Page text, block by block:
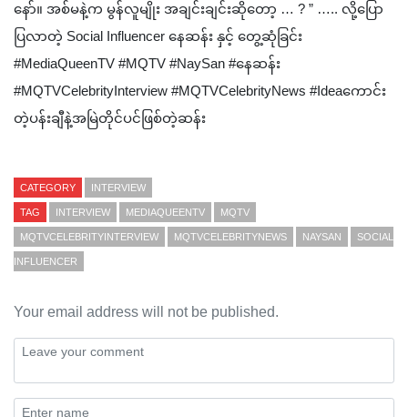
နော်။ အစ်မနဲ့က မွန်လူမျိုး အချင်းချင်းဆိုတော့ … ? ” ….. လို့ပြော
ပြလာတဲ့ Social Influencer နေဆန်း နှင့် တွေ့ဆုံခြင်း
#MediaQueenTV #MQTV #NaySan #နေဆန်း
#MQTVCelebrityInterview #MQTVCelebrityNews #Ideaကောင်း
တဲ့ပန်းချီနဲ့အမြဲတိုင်ပင်ဖြစ်တဲ့ဆန်း
CATEGORY INTERVIEW
TAG INTERVIEW MEDIAQUEENTV MQTV
MQTVCELEBRITYINTERVIEW MQTVCELEBRITYNEWS NAYSAN SOCIAL
INFLUENCER
Your email address will not be published.